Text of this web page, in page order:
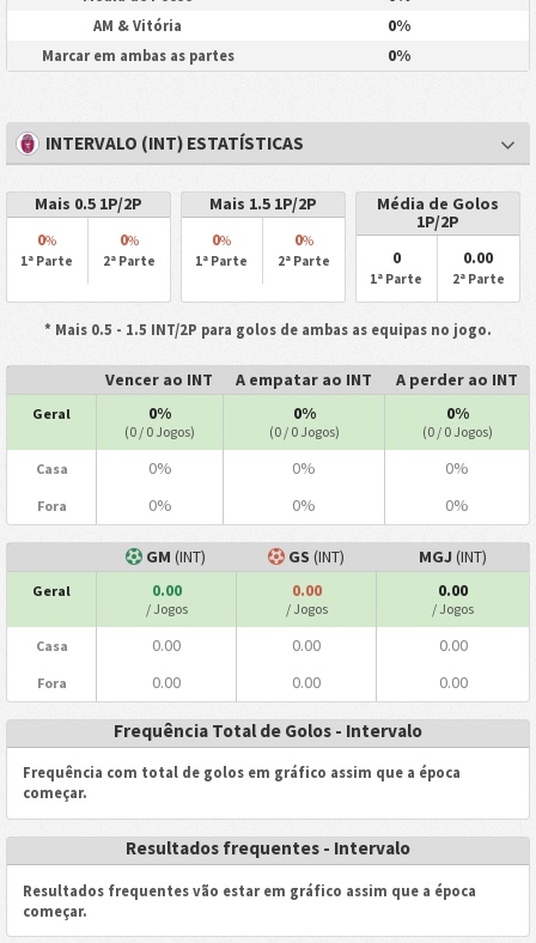
AM & Vitória 0%
Marcar em ambas as partes 0%
INTERVALO (INT) ESTATÍSTICAS
Mais 0.5 1P/2P
0%
1ª Parte
0%
2ª Parte
Mais 1.5 1P/2P
0%
1ª Parte
0%
2ª Parte
Média de Golos
1P/2P
0
1ª Parte
0.00
2ª Parte
* Mais 0.5 - 1.5 INT/2P para golos de ambas as equipas no jogo.
Vencer ao INT A empatar ao INT A perder ao INT
Geral 0%
(0 / 0 Jogos)
0%
(0 / 0 Jogos)
0%
(0 / 0 Jogos)
Casa 0% 0% 0%
Fora 0% 0% 0%
GM (INT) GS (INT) MGJ (INT)
Geral 0.00
/ Jogos
0.00
/ Jogos
0.00
/ Jogos
Casa 0.00 0.00 0.00
Fora 0.00 0.00 0.00
Frequência Total de Golos - Intervalo
Frequência com total de golos em gráfico assim que a época
começar.
Resultados frequentes - Intervalo
Resultados frequentes vão estar em gráfico assim que a época
começar.